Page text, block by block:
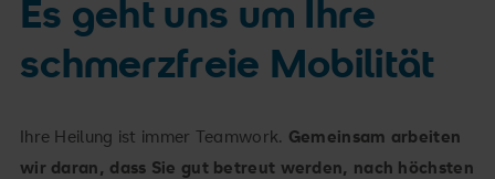
Es geht uns um Ihre
schmerzfreie Mobilität
Ihre Heilung ist immer Teamwork. Gemeinsam arbeiten
wir daran, dass Sie gut betreut werden, nach höchsten